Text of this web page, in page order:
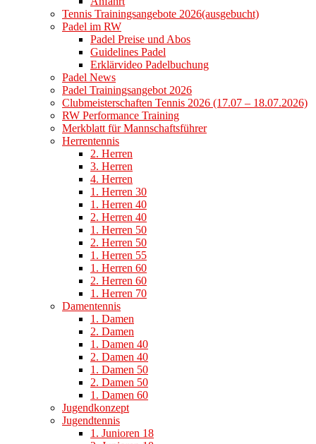
Tennis Trainingsangebote 2026(ausgebucht)
Padel im RW
Padel Preise und Abos
Guidelines Padel
Erklärvideo Padelbuchung
Padel News
Padel Trainingsangebot 2026
Clubmeisterschaften Tennis 2026 (17.07 – 18.07.2026)
RW Performance Training
Merkblatt für Mannschaftsführer
Herrentennis
2. Herren
3. Herren
4. Herren
1. Herren 30
1. Herren 40
2. Herren 40
1. Herren 50
2. Herren 50
1. Herren 55
1. Herren 60
2. Herren 60
1. Herren 70
Damentennis
1. Damen
2. Damen
1. Damen 40
2. Damen 40
1. Damen 50
2. Damen 50
1. Damen 60
Jugendkonzept
Jugendtennis
1. Junioren 18